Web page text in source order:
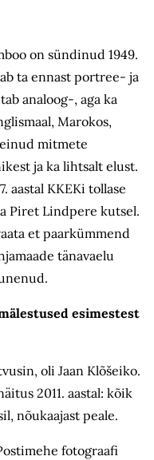
on sündinud 1949.
ta ennast portree- ja
analoog-, aga ka
Marokos,
mitmete
ja ka lihtsalt elust.
aastal KKEKi tollase
Piret Lindpere kutsel.
et paarkümmend
tänavaelu
esimestest
oli Jaan Klõšeiko.
2011. aastal: kõik
nõukaajast peale.
fotograafi